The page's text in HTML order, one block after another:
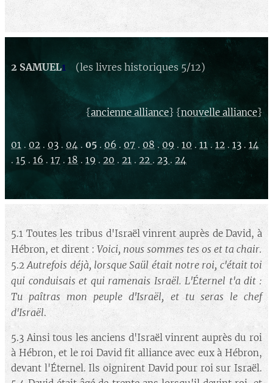
2 SAMUEL1 (les livres historiques 5/12)
{ancienne alliance} {nouvelle alliance}
01 . 02 . 03 . 04 . 05 . 06 . 07 . 08 . 09 . 10. 11 . 12 . 13 . 14
. 15 . 16 . 17 . 18 . 19. 20 .21 . 22 . 23 . 24
5.1 Toutes les tribus d'Israël vinrent auprès de David, à
Hébron, et dirent : Voici, nous sommes tes os et ta chair.
5.2Autrefois déjà, lorsque Saül était notre roi, c'était toi
qui conduisais et qui ramenais Israël. L'Éternel t'a dit :
Tu paîtras mon peuple d'Israël, et tu seras le chef
d'Israël.
5.3 Ainsi tous les anciens d'Israël vinrent auprès du roi
à Hébron, et le roi David fit alliance avec eux à Hébron,
devant l'Éternel. Ils oignirent David pour roi sur Israël.